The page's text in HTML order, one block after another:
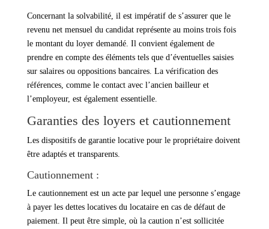
Concernant la solvabilité, il est impératif de s’assurer que le
revenu net mensuel du candidat représente au moins trois fois
le montant du loyer demandé. Il convient également de
prendre en compte des éléments tels que d’éventuelles saisies
sur salaires ou oppositions bancaires. La vérification des
références, comme le contact avec l’ancien bailleur et
l’employeur, est également essentielle.
Garanties des loyers et cautionnement
Les dispositifs de garantie locative pour le propriétaire doivent
être adaptés et transparents.
Cautionnement :
Le cautionnement est un acte par lequel une personne s’engage
à payer les dettes locatives du locataire en cas de défaut de
paiement. Il peut être simple, où la caution n’est sollicitée